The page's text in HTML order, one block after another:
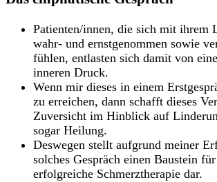
Patienten/innen, die sich mit ihrem
wahr- und ernstgenommen sowie
fühlen, entlasten sich damit von
inneren Druck.
Wenn mir dieses in einem
zu erreichen, dann schafft dieses
Zuversicht im Hinblick auf
sogar Heilung.
Deswegen stellt aufgrund meiner
solches Gespräch einen Baustein
erfolgreiche Schmerztherapie dar.